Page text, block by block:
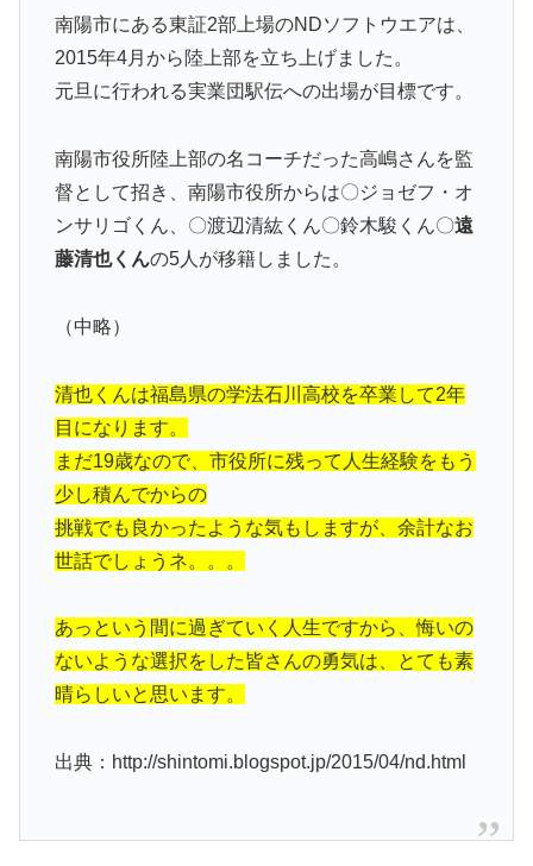
南陽市にある東証2部上場のNDソフトウエアは、
2015年4月から陸上部を立ち上げました。
元旦に行われる実業団駅伝への出場が目標です。
南陽市役所陸上部の名コーチだった高嶋さんを監
督として招き、南陽市役所からは〇ジョゼフ・オ
ンサリゴくん、〇渡辺清紘くん〇鈴木駿くん〇遠
藤清也くんの5人が移籍しました。
（中略）
清也くんは福島県の学法石川高校を卒業して2年
目になります。
まだ19歳なので、市役所に残って人生経験をもう
少し積んでからの
挑戦でも良かったような気もしますが、余計なお
世話でしょうネ。。。
あっという間に過ぎていく人生ですから、悔いの
ないような選択をした皆さんの勇気は、とても素
晴らしいと思います。
出典：http://shintomi.blogspot.jp/2015/04/nd.html